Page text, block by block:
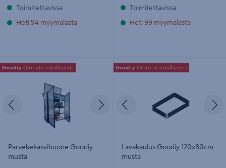
Toimitettavissa
Heti 94 myymälästä
Toimitettavissa
Heti 99 myymälästä
Parvekekasvihuone Goodiy musta
Edellinen Seuraava
Parvekekasvihuone Goodiy
musta
Goodiy Onnistu edullisesti
Lavakaulus Goodiy 120x80cm musta
Edellinen
Lavakaulus Goodiy 120x80cm
musta
Goodiy Onnistu edullisesti